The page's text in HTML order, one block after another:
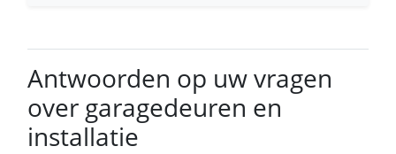
Antwoorden op uw vragen
over garagedeuren en
installatie